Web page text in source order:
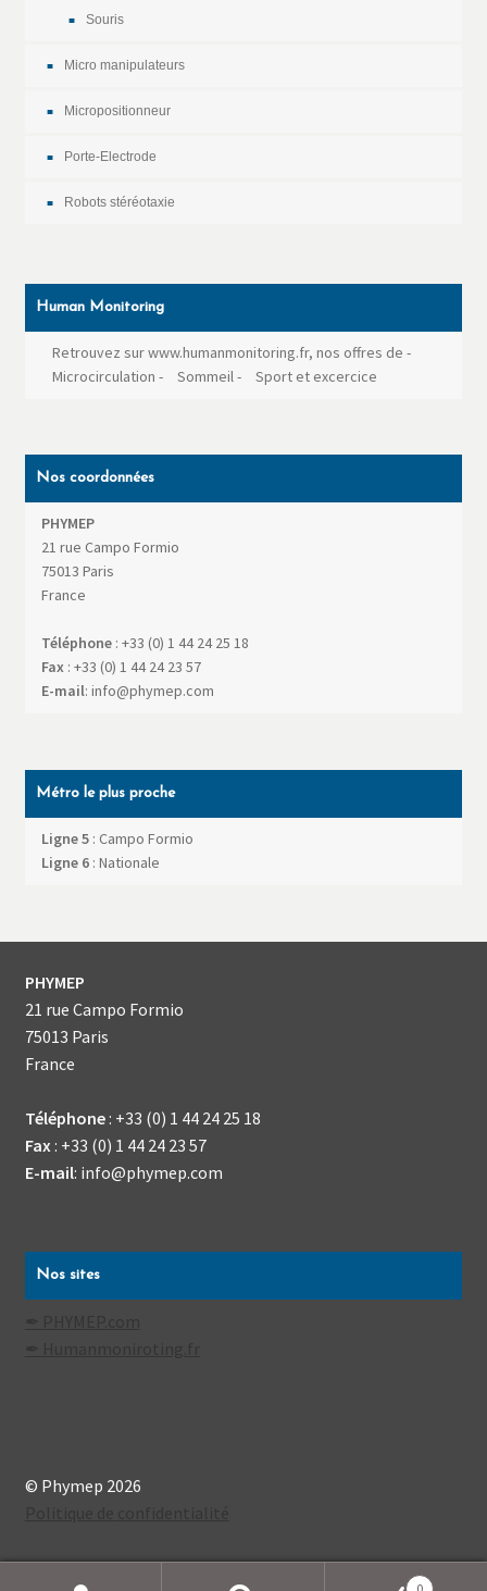
Souris
Micro manipulateurs
Micropositionneur
Porte-Electrode
Robots stéréotaxie
Human Monitoring
Retrouvez sur www.humanmonitoring.fr, nos offres de -
Microcirculation - Sommeil- Sport et excercice
Nos coordonnées
PHYMEP
21 rue Campo Formio
75013 Paris
France
Téléphone: +33 (0) 1 44 24 25 18
Fax: +33 (0) 1 44 24 23 57
E-mail: info@phymep.com
Métro le plus proche
Ligne 5: Campo Formio
Ligne 6: Nationale
PHYMEP
21 rue Campo Formio
75013 Paris
France
Téléphone: +33 (0) 1 44 24 25 18
Fax: +33 (0) 1 44 24 23 57
E-mail: info@phymep.com
Nos sites
© Phymep 2026